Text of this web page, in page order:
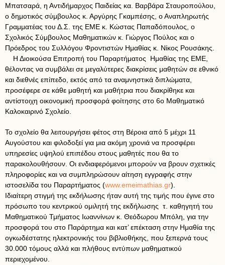
Μπατσαρά, η Αντιδήμαρχος Παιδείας κα. Βαρβάρα Σταυροπούλου,
ο δημοτικός σύμβουλος κ. Αργύρης Γκαμπέσης, ο Αναπληρωτής
Γραμματέας του Δ.Σ. της ΕΜΕ κ. Κώστας Παπαδόπουλος, ο
Σχολικός Σύμβουλος Μαθηματικών κ. Γιώργος Πούλος και ο
Πρόεδρος του Συλλόγου Φροντιστών Ημαθίας κ. Νίκος Ρουσάκης.
Η Διοικούσα Επιτροπή του Παραρτήματος Ημαθίας της EME,
θέλοντας να συμβάλει σε μεγαλύτερες διακρίσεις μαθητών σε εθνικό
και διεθνές επίπεδο, εκτός από τα αναμνηστικά διπλώματα,
προσέφερε σε κάθε μαθητή και μαθήτρια που διακρίθηκε και
αντίστοιχη οικονομική προσφορά φοίτησης στο 6ο Μαθηματικό
Καλοκαιρινό Σχολείο.
Το σχολείο θα λειτουργήσει φέτος στη Βέροια από 5 μέχρι 11
Αυγούστου και φιλοδοξεί για μια ακόμη χρονιά να προσφέρει
υπηρεσίες υψηλού επιπέδου στους μαθητές που θα το
παρακολουθήσουν. Οι ενδιαφερόμενοι μπορούν να βρουν σχετικές
πληροφορίες και να συμπληρώσουν αίτηση εγγραφής στην
ιστοσελίδα του Παραρτήματος (www.emeimathias.gr).
Ιδιαίτερη στιγμή της εκδήλωσης ήταν αυτή της τιμής που έγινε στο
πρόσωπο του κεντρικού ομιλητή της εκδήλωσης τ. καθηγητή του
Μαθηματικού Τμήματος Ιωαννίνων κ. Θεόδωρου Μπόλη, για την
προσφορά του στο Παράρτημα και κατ’ επέκταση στην Ημαθία της
ογκωδέστατης ηλεκτρονικής του βιβλιοθήκης, που ξεπερνά τους
30.000 τόμους αλλά και πλήθους εντύπων μαθηματικού
περιεχομένου.